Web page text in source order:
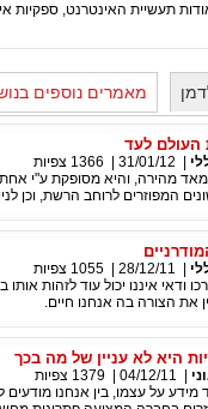
תעשיית האינטרנט, ספקיות
מאמרים נוספים
לעד
31/01/12
1366 צפיות
מהירה, והיא מסופקת ע"י אחת
המפוזרים לרוחב הרשת, וכן
28/12/11
1055 צפיות
איננו יכול עוד לזהות
את הצורה בה אנחנו חיים.
היא לא עניין של מה בכך
04/12/11
1379 צפיות
על עצמו, בין אנחנו מודעים